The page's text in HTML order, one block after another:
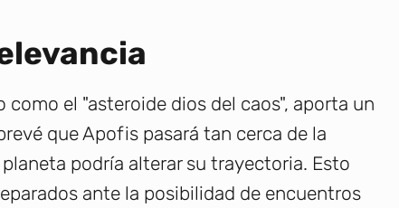
el "asteroide dios del caos", aporta un
que Apofis pasará tan cerca de la
podría alterar su trayectoria. Esto
ante la posibilidad de encuentros